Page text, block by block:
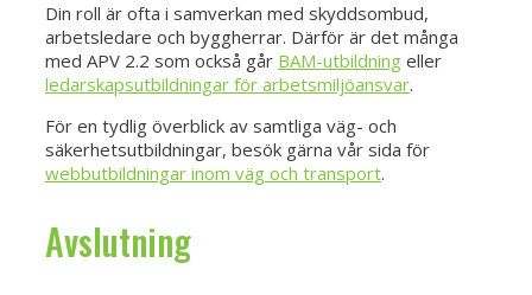
Din roll är ofta i samverkan med skyddsombud,
arbetsledare och byggherrar. Därför är det många
med APV 2.2 som också går BAM-utbildning eller
ledarskapsutbildningar för arbetsmiljöansvar.
För en tydlig överblick av samtliga väg- och
säkerhetsutbildningar, besök gärna vår sida för
webbutbildningar inom väg och transport.
Avslutning